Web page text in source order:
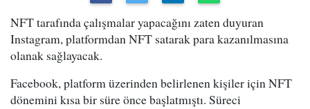
NFT tarafında çalışmalar yapacağını zaten duyuran
Instagram, platformdan NFT satarak para kazanılmasına
olanak sağlayacak.
Facebook, platform üzerinden belirlenen kişiler için NFT
dönemini kısa bir süre önce başlatmıştı. Süreci